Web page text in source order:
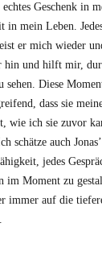
echtes Geschenk in
in mein Leben.
er mich wieder
hin und hilft mir,
sehen. Diese
dass sie
wie ich sie zuvor
schätze auch
jedes
im Moment zu
immer auf die